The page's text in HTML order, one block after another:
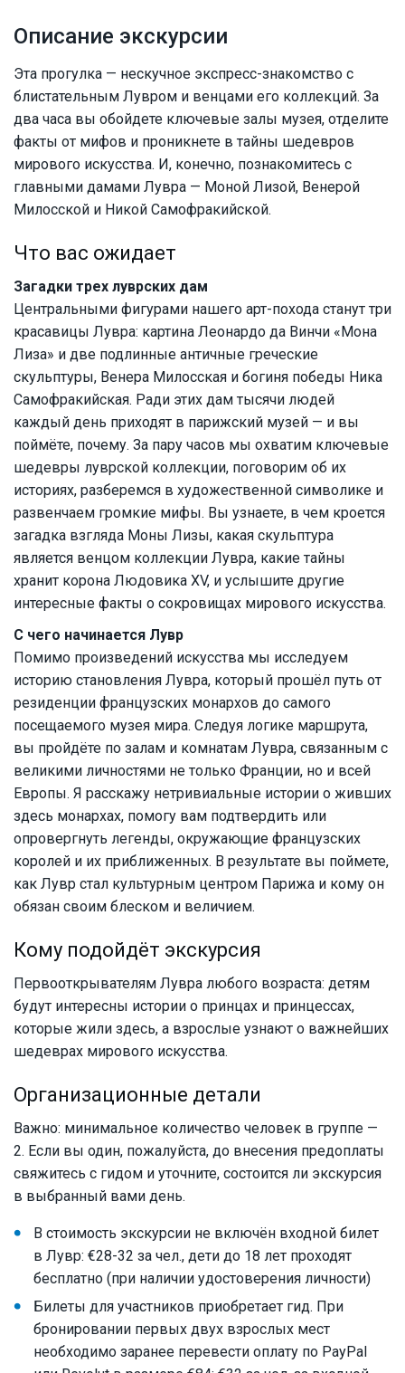
Описание экскурсии
Эта прогулка — нескучное экспресс-знакомство с
блистательным Лувром и венцами его коллекций. За
два часа вы обойдете ключевые залы музея, отделите
факты от мифов и проникнете в тайны шедевров
мирового искусства. И, конечно, познакомитесь с
главными дамами Лувра — Моной Лизой, Венерой
Милосской и Никой Самофракийской.
Что вас ожидает
Загадки трех луврских дам
Центральными фигурами нашего арт-похода станут три
красавицы Лувра: картина Леонардо да Винчи «Мона
Лиза» и две подлинные античные греческие
скульптуры, Венера Милосская и богиня победы Ника
Самофракийская. Ради этих дам тысячи людей
каждый день приходят в парижский музей — и вы
поймёте, почему. За пару часов мы охватим ключевые
шедевры луврской коллекции, поговорим об их
историях, разберемся в художественной символике и
развенчаем громкие мифы. Вы узнаете, в чем кроется
загадка взгляда Моны Лизы, какая скульптура
является венцом коллекции Лувра, какие тайны
хранит корона Людовика XV, и услышите другие
интересные факты о сокровищах мирового искусства.
С чего начинается Лувр
Помимо произведений искусства мы исследуем
историю становления Лувра, который прошёл путь от
резиденции французских монархов до самого
посещаемого музея мира. Следуя логике маршрута,
вы пройдёте по залам и комнатам Лувра, связанным с
великими личностями не только Франции, но и всей
Европы. Я расскажу нетривиальные истории о живших
здесь монархах, помогу вам подтвердить или
опровергнуть легенды, окружающие французских
королей и их приближенных. В результате вы поймете,
как Лувр стал культурным центром Парижа и кому он
обязан своим блеском и величием.
Кому подойдёт экскурсия
Первооткрывателям Лувра любого возраста: детям
будут интересны истории о принцах и принцессах,
которые жили здесь, а взрослые узнают о важнейших
шедеврах мирового искусства.
Организационные детали
Важно: минимальное количество человек в группе —
2. Если вы один, пожалуйста, до внесения предоплаты
свяжитесь с гидом и уточните, состоится ли экскурсия
в выбранный вами день.
В стоимость экскурсии не включён входной билет
в Лувр: €28-32 за чел., дети до 18 лет проходят
бесплатно (при наличии удостоверения личности)
Билеты для участников приобретает гид. При
бронировании первых двух взрослых мест
необходимо заранее перевести оплату по PayPal